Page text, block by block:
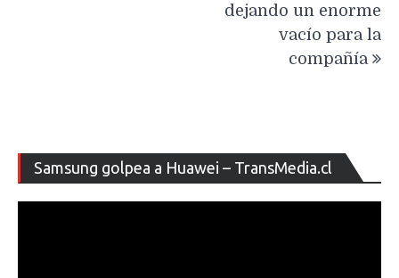
dejando un enorme
vacío para la
compañía
Samsung golpea a Huawei – TransMedia.cl
de